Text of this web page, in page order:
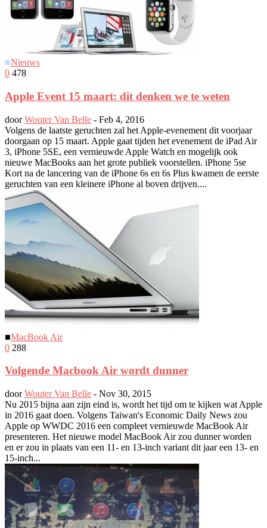
■Nieuws
0 478
Apple Event 15 maart: dit denken we te weten
doorWouter Van Belle - Feb 4, 2016
Volgens de laatste geruchten zal het Apple-evenement dit voorjaar
doorgaan op 15 maart. Apple gaat tijden het evenement de iPad Air
3, iPhone 5SE, een vernieuwde Apple Watch en mogelijk ook
nieuwe MacBooks aan het grote publiek voorstellen. iPhone 5se
Kort na de lancering van de iPhone 6s en 6s Plus kwamen de eerste
geruchten van een kleinere iPhone al boven drijven....
■MacBook Air
0 288
Volgende Macbook Air wordt dunner
doorWouter Van Belle - Nov 30, 2015
Nu 2015 bijna aan zijn eind is, wordt het tijd om te kijken wat Apple
in 2016 gaat doen. Volgens Taiwan's Economic Daily News zou
Apple op WWDC 2016 een compleet vernieuwde MacBook Air
presenteren. Het nieuwe model MacBook Air zou dunner worden
en er zou in plaats van een 11- en 13-inch variant dit jaar een 13- en
15-inch...